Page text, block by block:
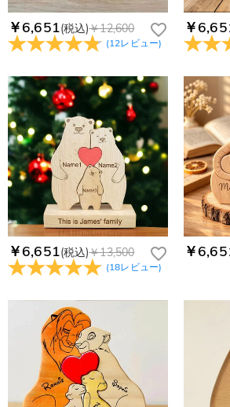
重に取り扱っています。 詳細はプライ
確認ください
￥6,651(税込)￥12,600
(12レビュー)
￥
￥6,651(税込)￥13,500
(18レビュー)
￥